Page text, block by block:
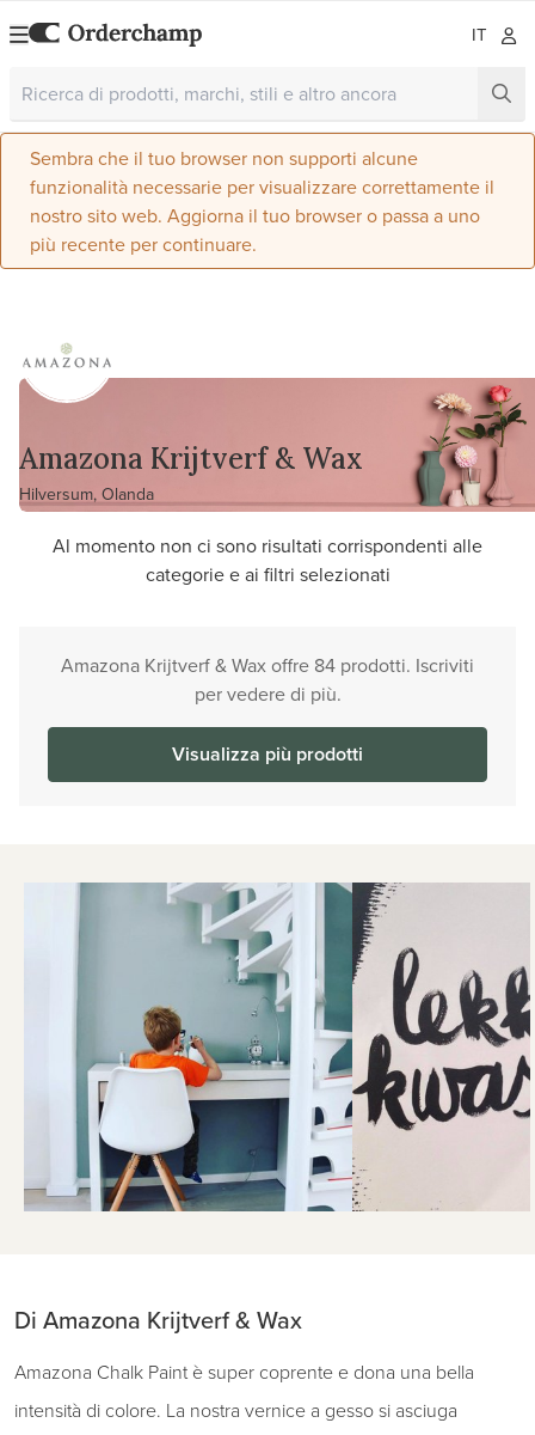
IT
Sembra che il tuo browser non supporti alcune
funzionalità necessarie per visualizzare correttamente il
nostro sito web. Aggiorna il tuo browser o passa a uno
più recente per continuare.
Amazona Krijtverf & Wax
Hilversum, Olanda
Al momento non ci sono risultati corrispondenti alle
categorie e ai filtri selezionati
Amazona Krijtverf & Wax offre 84 prodotti. Iscriviti
per vedere di più.
Visualizza più prodotti
Di Amazona Krijtverf & Wax
Amazona Chalk Paint è super coprente e dona una bella
intensità di colore. La nostra vernice a gesso si asciuga